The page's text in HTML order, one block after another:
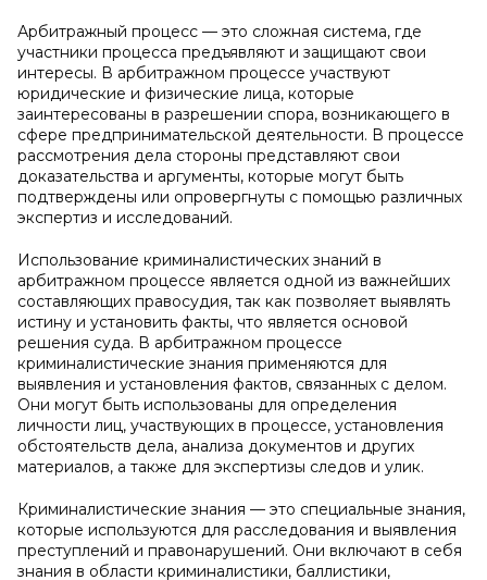
Арбитражный процесс — это сложная система, где
участники процесса предъявляют и защищают свои
интересы. В арбитражном процессе участвуют
юридические и физические лица, которые
заинтересованы в разрешении спора, возникающего в
сфере предпринимательской деятельности. В процессе
рассмотрения дела стороны представляют свои
доказательства и аргументы, которые могут быть
подтверждены или опровергнуты с помощью различных
экспертиз и исследований.
Использование криминалистических знаний в
арбитражном процессе является одной из важнейших
составляющих правосудия, так как позволяет выявлять
истину и установить факты, что является основой
решения суда. В арбитражном процессе
криминалистические знания применяются для
выявления и установления фактов, связанных с делом.
Они могут быть использованы для определения
личности лиц, участвующих в процессе, установления
обстоятельств дела, анализа документов и других
материалов, а также для экспертизы следов и улик.
Криминалистические знания — это специальные знания,
которые используются для расследования и выявления
преступлений и правонарушений. Они включают в себя
знания в области криминалистики, баллистики,